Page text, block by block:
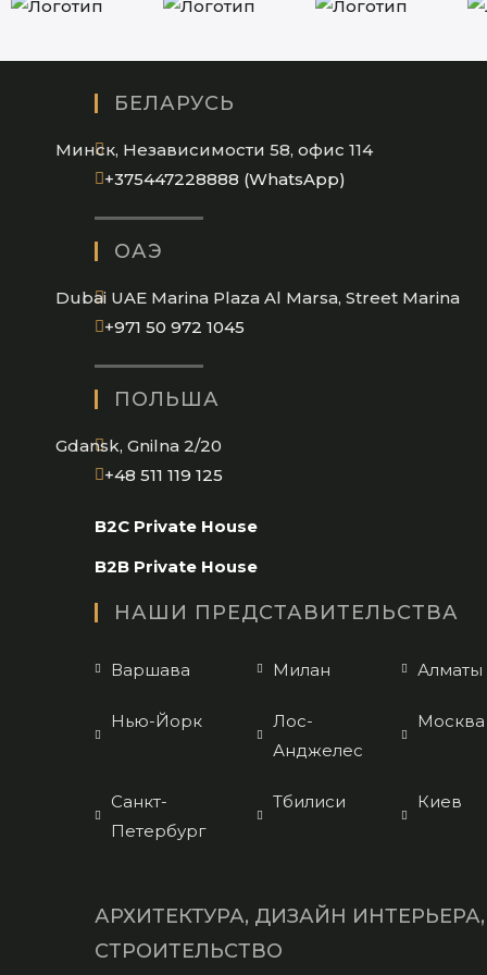
БЕЛАРУСЬ
Минск, Независимости 58, офис 114
+375447228888 (WhatsApp)
ОАЭ
Dubai UAE Marina Plaza Al Marsa, Street Marina
+971 50 972 1045
ПОЛЬША
Gdansk, Gnilna 2/20
+48 511 119 125
your
B2C Private House
B2B Private House
НАШИ ПРЕДСТАВИТЕЛЬСТВА
Варшава Милан Алматы
Нью-Йорк
Лос-
Анджелес
Москва
Санкт-
Петербург
Тбилиси Киев
АРХИТЕКТУРА, ДИЗАЙН ИНТЕРЬЕРА,
СТРОИТЕЛЬСТВО